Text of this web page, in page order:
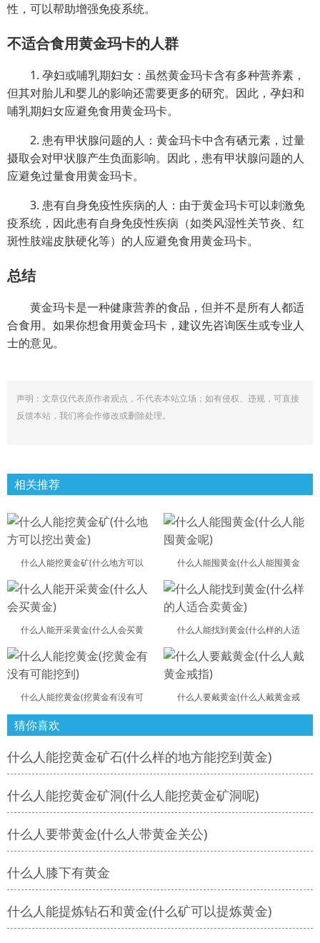
性，可以帮助增强免疫系统。
不适合食用黄金玛卡的人群
1. 孕妇或哺乳期妇女：虽然黄金玛卡含有多种营养素，
但其对胎儿和婴儿的影响还需要更多的研究。因此，孕妇和
哺乳期妇女应避免食用黄金玛卡。
2. 患有甲状腺问题的人：黄金玛卡中含有硒元素，过量
摄取会对甲状腺产生负面影响。因此，患有甲状腺问题的人
应避免过量食用黄金玛卡。
3. 患有自身免疫性疾病的人：由于黄金玛卡可以刺激免
疫系统，因此患有自身免疫性疾病（如类风湿性关节炎、红
斑性肢端皮肤硬化等）的人应避免食用黄金玛卡。
总结
黄金玛卡是一种健康营养的食品，但并不是所有人都适
合食用。如果你想食用黄金玛卡，建议先咨询医生或专业人
士的意见。
声明：文章仅代表原作者观点，不代表本站立场；如有侵权、违规，可直接
反馈本站，我们将会作修改或删除处理。
相关推荐
什么人能挖黄金矿(什么地方可以 什么人能囤黄金(什么人能囤黄金
什么人能开采黄金(什么人会买黄 什么人能找到黄金(什么样的人适
什么人能挖黄金(挖黄金有没有可 什么人要戴黄金(什么人戴黄金戒
猜你喜欢
什么人能挖黄金矿石(什么样的地方能挖到黄金)
什么人能挖黄金矿洞(什么人能挖黄金矿洞呢)
什么人要带黄金(什么人带黄金关公)
什么人膝下有黄金
什么人能提炼钻石和黄金(什么矿可以提炼黄金)